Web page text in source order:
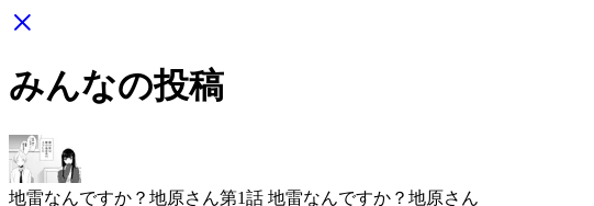
みんなの投稿
地雷なんですか？地原さん第1話 地雷なんですか？地原さん